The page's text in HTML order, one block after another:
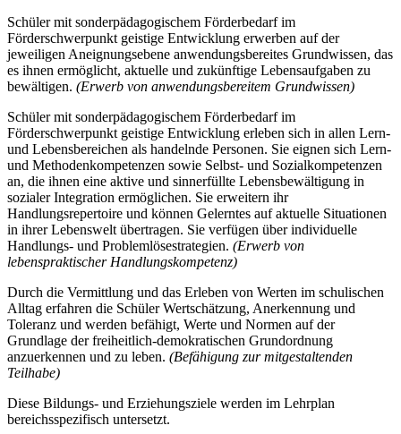
Schüler mit sonderpädagogischem Förderbedarf im
Förderschwerpunkt geistige Entwicklung erwerben auf der
jeweiligen Aneignungsebene anwendungsbereites Grundwissen, das
es ihnen ermöglicht, aktuelle und zukünftige Lebensaufgaben zu
bewältigen. (Erwerb von anwendungsbereitem Grundwissen)
Schüler mit sonderpädagogischem Förderbedarf im
Förderschwerpunkt geistige Entwicklung erleben sich in allen Lern-
und Lebensbereichen als handelnde Personen. Sie eignen sich Lern-
und Methodenkompetenzen sowie Selbst- und Sozialkompetenzen
an, die ihnen eine aktive und sinnerfüllte Lebensbewältigung in
sozialer Integration ermöglichen. Sie erweitern ihr
Handlungsrepertoire und können Gelerntes auf aktuelle Situationen
in ihrer Lebenswelt übertragen. Sie verfügen über individuelle
Handlungs- und Problemlösestrategien. (Erwerb von
lebenspraktischer Handlungskompetenz)
Durch die Vermittlung und das Erleben von Werten im schulischen
Alltag erfahren die Schüler Wertschätzung, Anerkennung und
Toleranz und werden befähigt, Werte und Normen auf der
Grundlage der freiheitlich-demokratischen Grundordnung
anzuerkennen und zu leben. (Befähigung zur mitgestaltenden
Teilhabe)
Diese Bildungs- und Erziehungsziele werden im Lehrplan
bereichsspezifisch untersetzt.